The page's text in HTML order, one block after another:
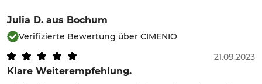
Julia D. aus Bochum
Verifizierte Bewertung über CIMENIO
Klare Weiterempfehlung.
21.09.2023